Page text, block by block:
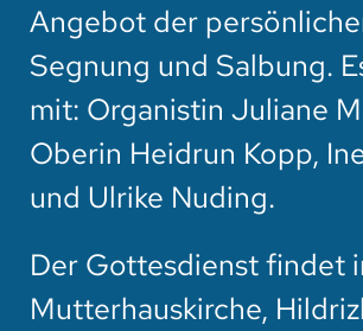
Angebot der
Segnung und Salbung.
mit: Organistin Juliane
Oberin Heidrun Kopp,
und Ulrike Nuding.
Der Gottesdienst findet
Mutterhauskirche,